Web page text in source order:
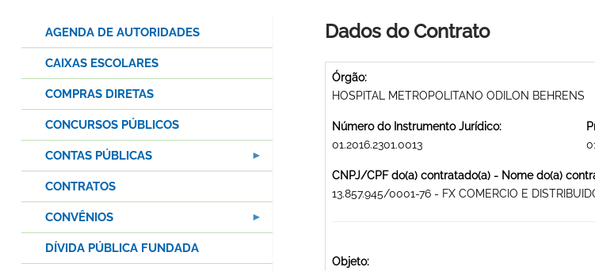
Dados do Contrato
Órgão:
HOSPITAL METROPOLITANO ODILON BEHRENS
Número do Instrumento Jurídico:
01.2016.2301.0013
CNPJ/CPF do(a) contratado(a) - Nome do(a)
13.857.945/0001-76 - FX COMERCIO E
Objeto:
AGENDA DE AUTORIDADES
CAIXAS ESCOLARES
COMPRAS DIRETAS
CONCURSOS PÚBLICOS
CONTAS PÚBLICAS
CONTRATOS
CONVÊNIOS
DÍVIDA PÚBLICA FUNDADA